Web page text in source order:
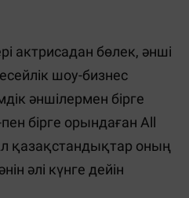
актрисадан бөлек, әнші
шоу-бизнес
әншілермен бірге
бірге орындаған All
қазақстандықтар оның
әлі күнге дейін